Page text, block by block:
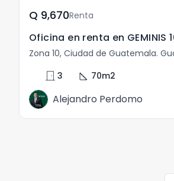
Q	9,670Renta
Oficina en renta en GEMINIS
Zona 10, Ciudad de Guatemala.
door_front 3 square_foot 70m2
Alejandro Perdomo